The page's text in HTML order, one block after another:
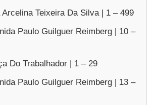
Arcelina Teixeira Da Silva | 1 – 499
Paulo Guilguer Reimberg | 10 –
Do Trabalhador | 1 – 29
Paulo Guilguer Reimberg | 13 –